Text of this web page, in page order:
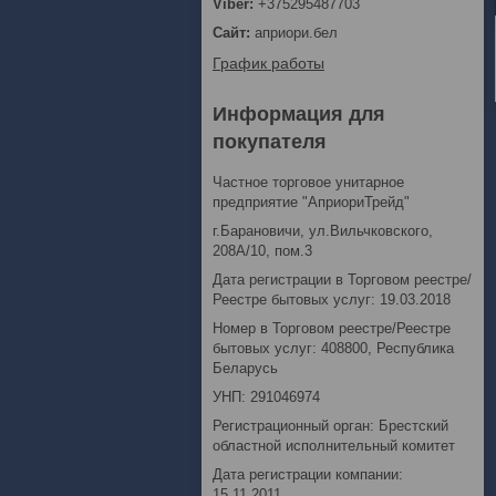
+375295487703
априори.бел
График работы
Информация для
покупателя
Частное торговое унитарное
предприятие "АприориТрейд"
г.Барановичи, ул.Вильчковского,
208А/10, пом.3
Дата регистрации в Торговом реестре/
Реестре бытовых услуг: 19.03.2018
Номер в Торговом реестре/Реестре
бытовых услуг: 408800, Республика
Беларусь
УНП: 291046974
Регистрационный орган: Брестский
областной исполнительный комитет
Дата регистрации компании: